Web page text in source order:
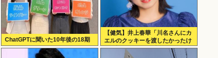
ChatGPTに聞いた10年後の18期
【健気】井上春華「川名さんにカ
エルのクッキーを渡したかったけ
ど、話しかけられず結局自分で食